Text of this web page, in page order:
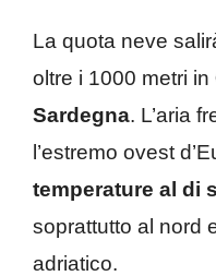
La quota neve
oltre i 1000 metri in
Sardegna. L’aria
l’estremo ovest
temperature al di
soprattutto al nord
adriatico.